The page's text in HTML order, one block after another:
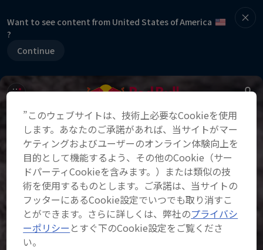
Want to see content from United States of America
?
Continue
”このウェブサイトは、技術上必要なCookieを使用
します。あなたのご承諾があれば、当サイトがマー
ケティングおよびユーザーのオンライン体験向上を
目的として機能するよう、その他のCookie（サー
ドパーティCookieを含みます。）または類似の技
術を使用するものとします。ご承諾は、当サイトの
フッターにあるCookie設定でいつでも取り消すこ
とができます。さらに詳しくは、弊社のプライバシ
ーポリシー とすぐ下のCookie設定をご覧くださ
い。